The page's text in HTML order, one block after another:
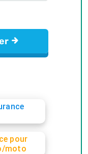
pour
moto